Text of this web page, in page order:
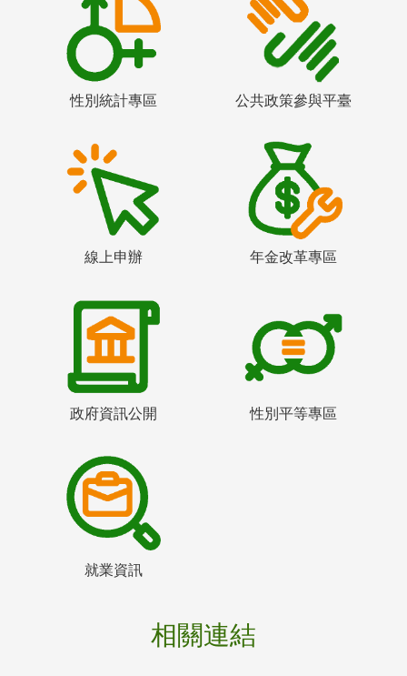
性別統計專區 公共政策參與平臺
線上申辦 年金改革專區
政府資訊公開 性別平等專區
就業資訊
相關連結